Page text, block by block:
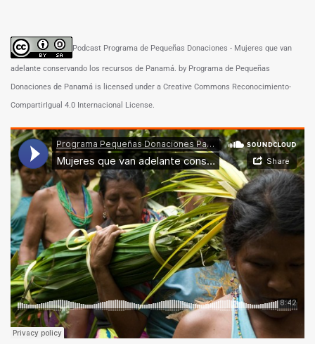
Podcast Programa de Pequeñas Donaciones - Mujeres que van
adelante conservando los recursos de Panamá. by Programa de Pequeñas
Donaciones de Panamá is licensed under a Creative Commons Reconocimiento-
CompartirIgual 4.0 Internacional License.